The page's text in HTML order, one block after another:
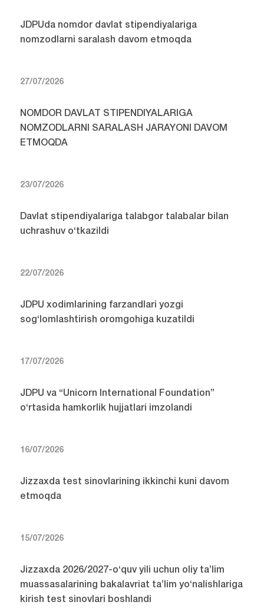
JDPUda nomdor davlat stipendiyalariga
nomzodlarni saralash davom etmoqda
27/07/2026
NOMDOR DAVLAT STIPENDIYALARIGA
NOMZODLARNI SARALASH JARAYONI DAVOM
ETMOQDA
23/07/2026
Davlat stipendiyalariga talabgor talabalar bilan
uchrashuv o‘tkazildi
22/07/2026
JDPU xodimlarining farzandlari yozgi
sog‘lomlashtirish oromgohiga kuzatildi
17/07/2026
JDPU va “Unicorn International Foundation”
o‘rtasida hamkorlik hujjatlari imzolandi
16/07/2026
Jizzaxda test sinovlarining ikkinchi kuni davom
etmoqda
15/07/2026
Jizzaxda 2026/2027-o‘quv yili uchun oliy ta’lim
muassasalarining bakalavriat ta’lim yo‘nalishlariga
kirish test sinovlari boshlandi